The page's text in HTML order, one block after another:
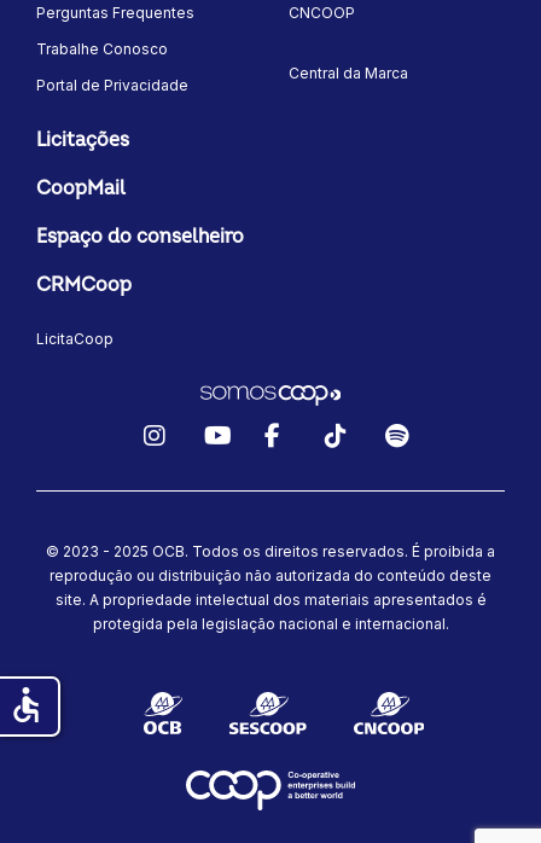
Perguntas Frequentes
Trabalhe Conosco
Portal de Privacidade
CNCOOP
Central da Marca
Licitações
CoopMail
Espaço do conselheiro
CRMCoop
LicitaCoop
© 2023 - 2025 OCB. Todos os direitos reservados. É proibida a
reprodução ou distribuição não autorizada do conteúdo deste
site. A propriedade intelectual dos materiais apresentados é
protegida pela legislação nacional e internacional.
accessible